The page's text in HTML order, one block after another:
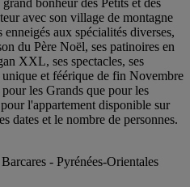
avec son village de montagne
enneigés aux spécialités diverses,
du Père Noël, ses patinoires en
XXL, ses spectacles, ses
et féérique de fin Novembre
les Grands que pour les
l'appartement disponible sur
dates et le nombre de personnes.
- Pyrénées-Orientales